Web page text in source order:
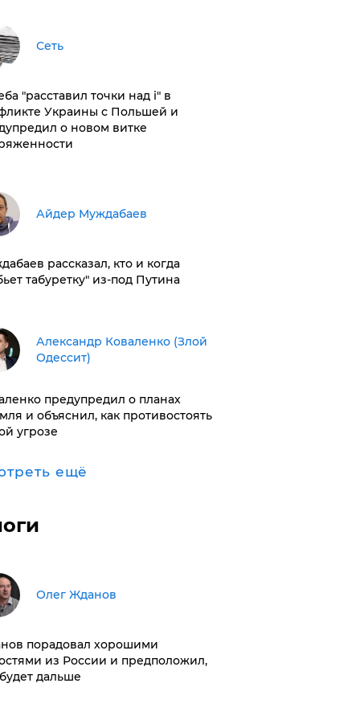
Сеть
"расставил точки над і" в
Украины с Польшей и
о новом витке
Айдер Муждабаев
рассказал, кто и когда
табуретку" из-под Путина
Александр Коваленко (Злой
Одессит)
предупредил о планах
и объяснил, как противостоять
угрозе
ещё
Олег Жданов
порадовал хорошими
из России и предположил,
дальше